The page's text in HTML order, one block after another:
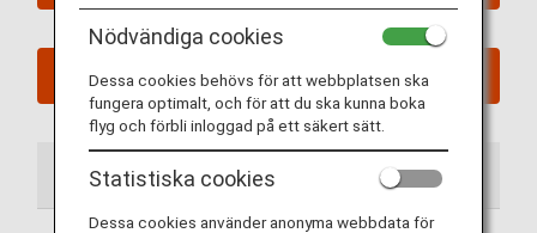
Boka nu
240 säten 184 säten
Nödvändiga cookies
Dessa cookies behövs för att webbplatsen ska
fungera optimalt, och för att du ska kunna boka
flyg och förbli inloggad på ett säkert sätt.
Statistiska cookies
Dessa cookies använder anonyma webbdata för